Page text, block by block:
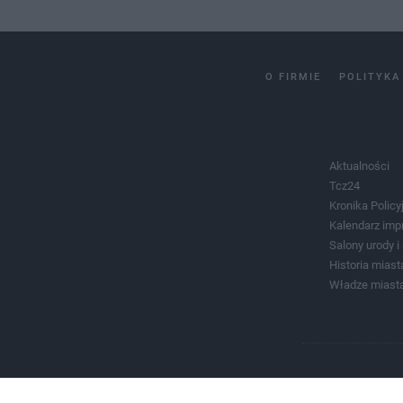
O FIRMIE POLITYKA
Aktualności
Tcz24
Kronika
Kalendarz
Salony urody i
Historia
Władze